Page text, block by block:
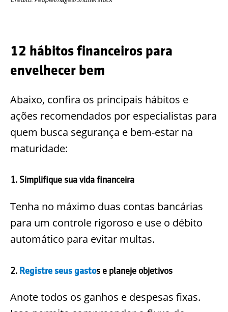
12 hábitos financeiros para
envelhecer bem
Abaixo, confira os principais hábitos e
ações recomendados por especialistas para
quem busca segurança e bem-estar na
maturidade:
1. Simplifique sua vida financeira
Tenha no máximo duas contas bancárias
para um controle rigoroso e use o débito
automático para evitar multas.
2. Registre seus gastos e planeje objetivos
Anote todos os ganhos e despesas fixas.